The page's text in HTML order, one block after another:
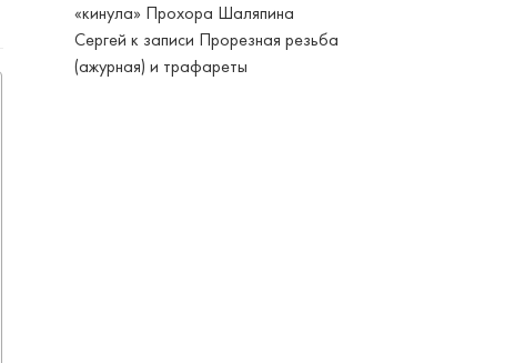
«кинула» Прохора Шаляпина
Сергей к записи Прорезная резьба
(ажурная) и трафареты